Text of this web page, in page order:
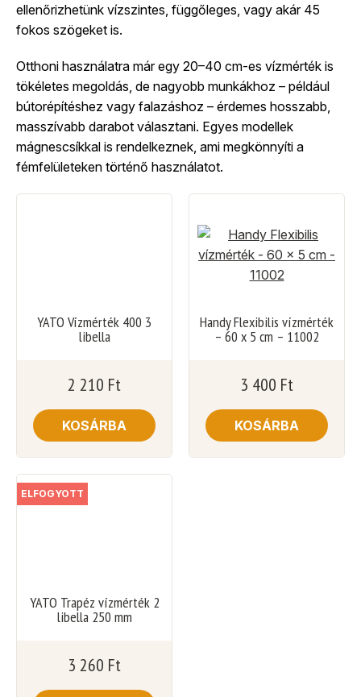
ellenőrizhetünk vízszintes, függőleges, vagy akár 45
fokos szögeket is.
Otthoni használatra már egy 20–40 cm-es vízmérték is
tökéletes megoldás, de nagyobb munkákhoz – például
bútorépítéshez vagy falazáshoz – érdemes hosszabb,
masszívabb darabot választani. Egyes modellek
mágnescsíkkal is rendelkeznek, ami megkönnyíti a
fémfelületeken történő használatot.
YATO Vízmérték 400 3
libella
2 210 Ft
KOSÁRBA
Handy Flexibilis vízmérték
– 60 x 5 cm – 11002
3 400 Ft
KOSÁRBA
ELFOGYOTT
YATO Trapéz vízmérték 2
libella 250 mm
3 260 Ft